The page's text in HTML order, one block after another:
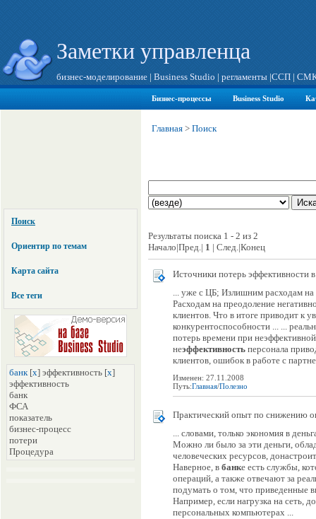
Заметки управленца
бизнес-моделирование | Business Studio | регламенты |ССП |
Бизнес-процессы Business Studio
Поиск
Ориентир по темам
Карта сайта
Все теги
банк[x] эффективность [x]
эффективность
банк
ФСА
показатель
бизнес-процесс
потери
Процедура
Главная > Поиск
Результаты поиска 1 - 2 из 2
Начало|Пред.| 1 | След.|Конец
Источники потерь эффективности
... уже с ЦБ; Излишним расходам на
Расходам на преодоление
клиентов. Что в итоге приводит к
конкурентоспособности ... ...
потерь времени при
неэффективность персонала
клиентов, ошибок в работе с
Изменен: 27.11.2008
Путь:Главная/Полезно
Практический опыт по снижению
... словами, только экономия в
Можно ли было за эти деньги,
человеческих ресурсов,
Наверное, в банке есть службы,
операций, а также отвечают за
подумать о том, что приведенные
Например, если нагрузка на сеть,
персональных компьютерах ...